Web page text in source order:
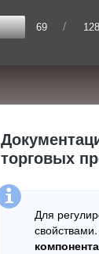
69 / 128
торговых
Для